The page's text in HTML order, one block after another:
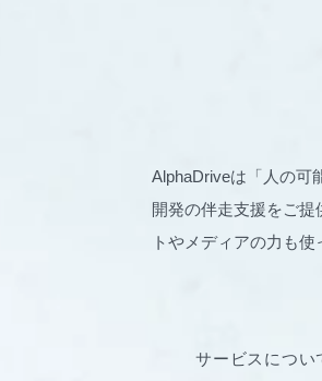
AlphaDriveは「人の可
開発の伴走支援をご
トやメディアの力も
サービスについ